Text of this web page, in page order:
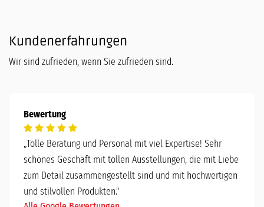
Kundenerfahrungen
Wir sind zufrieden, wenn Sie zufrieden sind.
Bewertung
„Tolle Beratung und Personal mit viel Expertise! Sehr
schönes Geschäft mit tollen Ausstellungen, die mit Liebe
zum Detail zusammengestellt sind und mit hochwertigen
und stilvollen Produkten."